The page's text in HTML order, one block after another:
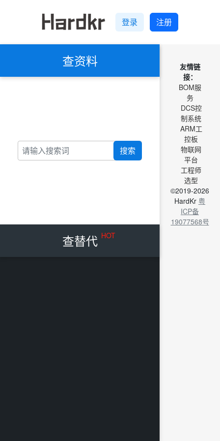
登录 注册
查资料
搜索
查替代 HOT
友情链
接：
BOM服
务
DCS控
制系统
ARM工
控板
物联网
平台
工程师
选型
©2019-2026
HardKr 粤
ICP备
19077568号